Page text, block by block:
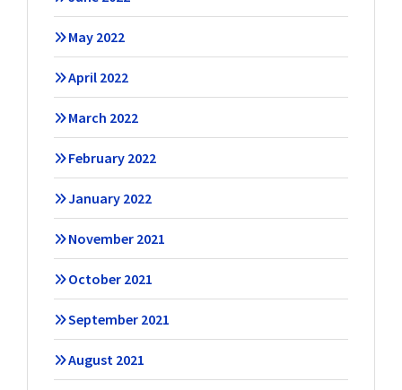
May 2022
April 2022
March 2022
February 2022
January 2022
November 2021
October 2021
September 2021
August 2021